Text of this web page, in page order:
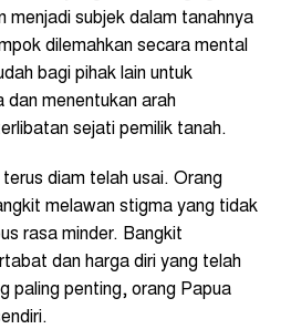
menjadi subjek dalam tanahnya
dilemahkan secara mental
bagi pihak lain untuk
dan menentukan arah
sejati pemilik tanah.
diam telah usai. Orang
melawan stigma yang tidak
rasa minder. Bangkit
dan harga diri yang telah
paling penting, orang Papua